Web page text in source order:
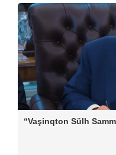
“Vaşinqton Sülh